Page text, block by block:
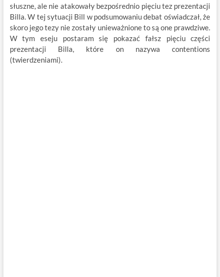
słuszne, ale nie atakowały bezpośrednio pięciu tez prezentacji
Billa. W tej sytuacji Bill w podsumowaniu debat oświadczał, że
skoro jego tezy nie zostały unieważnione to są one prawdziwe.
W tym eseju postaram się pokazać fałsz pięciu części
prezentacji Billa, które on nazywa contentions
(twierdzeniami).